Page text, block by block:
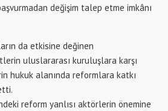
değişim talep etme imkânı
da etkisine değinen
uluslararası kuruluşlara karşı
hukuk alanında reformlara katkı
reform yanlısı aktörlerin önemine